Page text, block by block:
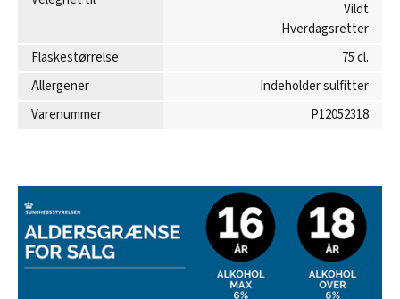
Vildt
Hverdagsretter
Flaskestørrelse
75 cl.
Allergener
Indeholder sulfitter
Varenummer
P12052318